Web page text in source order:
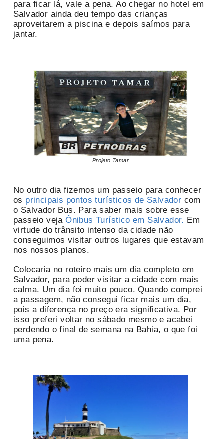
para ficar lá, vale a pena. Ao chegar no hotel em
Salvador ainda deu tempo das crianças
aproveitarem a piscina e depois saímos para
jantar.
Projeto Tamar
No outro dia fizemos um passeio para conhecer
os principais pontos turísticos de Salvador com
o Salvador Bus. Para saber mais sobre esse
passeio vejaÔnibus Turístico em Salvador. Em
virtude do trânsito intenso da cidade não
conseguimos visitar outros lugares que estavam
nos nossos planos.
Colocaria no roteiro mais um dia completo em
Salvador, para poder visitar a cidade com mais
calma. Um dia foi muito pouco. Quando comprei
a passagem, não consegui ficar mais um dia,
pois a diferença no preço era significativa. Por
isso preferi voltar no sábado mesmo e acabei
perdendo o final de semana na Bahia, o que foi
uma pena.